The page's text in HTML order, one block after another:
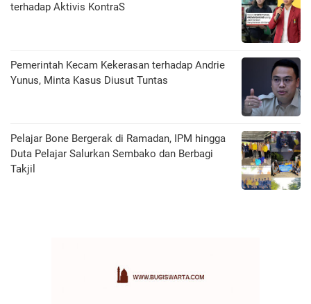
terhadap Aktivis KontraS
Pemerintah Kecam Kekerasan terhadap Andrie
Yunus, Minta Kasus Diusut Tuntas
Pelajar Bone Bergerak di Ramadan, IPM hingga
Duta Pelajar Salurkan Sembako dan Berbagi
Takjil